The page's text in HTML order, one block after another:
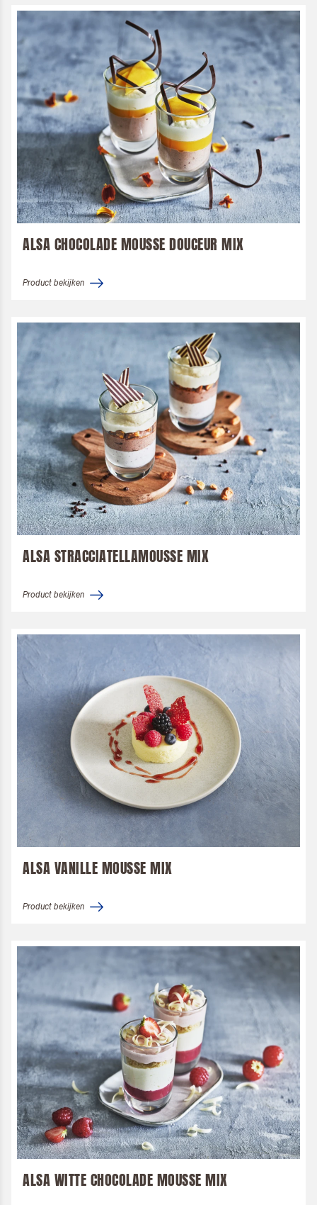
ALSA CHOCOLADE MOUSSE DOUCEUR MIX
Product bekijken
ALSA STRACCIATELLAMOUSSE MIX
Product bekijken
ALSA VANILLE MOUSSE MIX
Product bekijken
ALSA WITTE CHOCOLADE MOUSSE MIX
Ik ben een horeca professional
Door op versturen te klikken, ga je akkoord metonze voorwaarden.
VERSTUREN